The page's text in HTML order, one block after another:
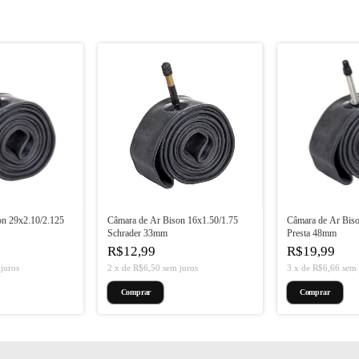
29x2.10/2.125
juros
Câmara de Ar Bison 16x1.50/1.75
Schrader 33mm
R$12,99
2 xde R$6,50 sem juros
Câmara de Ar
Presta 48mm
R$19,99
3 x de R$6,66 sem